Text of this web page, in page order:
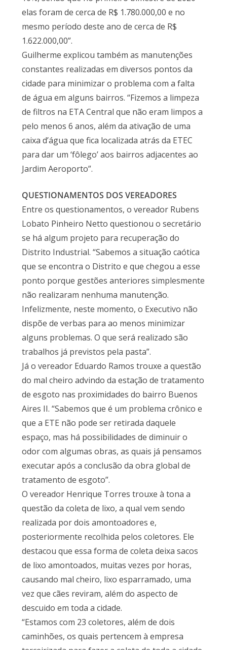
elas foram de cerca de R$ 1.780.000,00 e no
mesmo período deste ano de cerca de R$
1.622.000,00”.
Guilherme explicou também as manutenções
constantes realizadas em diversos pontos da
cidade para minimizar o problema com a falta
de água em alguns bairros. “Fizemos a limpeza
de filtros na ETA Central que não eram limpos a
pelo menos 6 anos, além da ativação de uma
caixa d’água que fica localizada atrás da ETEC
para dar um ‘fôlego’ aos bairros adjacentes ao
Jardim Aeroporto”.
QUESTIONAMENTOS DOS VEREADORES
Entre os questionamentos, o vereador Rubens
Lobato Pinheiro Netto questionou o secretário
se há algum projeto para recuperação do
Distrito Industrial. “Sabemos a situação caótica
que se encontra o Distrito e que chegou a esse
ponto porque gestões anteriores simplesmente
não realizaram nenhuma manutenção.
Infelizmente, neste momento, o Executivo não
dispõe de verbas para ao menos minimizar
alguns problemas. O que será realizado são
trabalhos já previstos pela pasta”.
Já o vereador Eduardo Ramos trouxe a questão
do mal cheiro advindo da estação de tratamento
de esgoto nas proximidades do bairro Buenos
Aires II. “Sabemos que é um problema crônico e
que a ETE não pode ser retirada daquele
espaço, mas há possibilidades de diminuir o
odor com algumas obras, as quais já pensamos
executar após a conclusão da obra global de
tratamento de esgoto”.
O vereador Henrique Torres trouxe à tona a
questão da coleta de lixo, a qual vem sendo
realizada por dois amontoadores e,
posteriormente recolhida pelos coletores. Ele
destacou que essa forma de coleta deixa sacos
de lixo amontoados, muitas vezes por horas,
causando mal cheiro, lixo esparramado, uma
vez que cães reviram, além do aspecto de
descuido em toda a cidade.
“Estamos com 23 coletores, além de dois
caminhões, os quais pertencem à empresa